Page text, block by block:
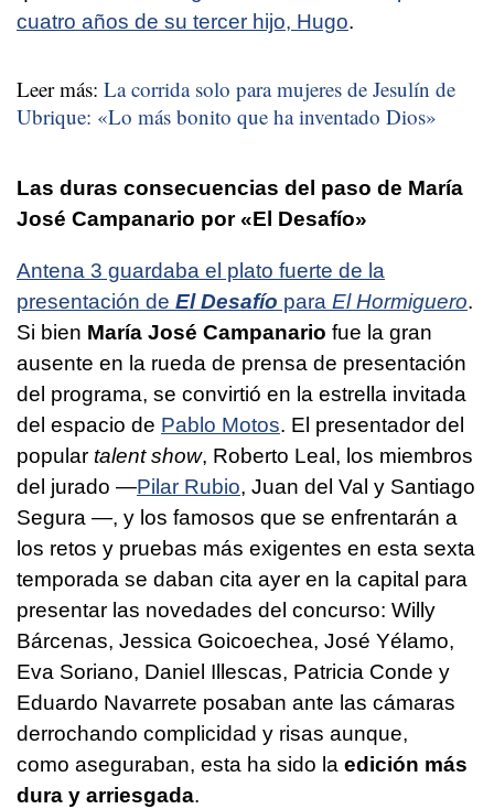
cuatro años de su tercer hijo, Hugo.
Leer más: La corrida solo para mujeres de Jesulín de
Ubrique: «Lo más bonito que ha inventado Dios»
Las duras consecuencias del paso de María
José Campanario por «El Desafío»
Antena 3 guardaba el plato fuerte de la
presentación de El Desafío para El Hormiguero.
Si bien María José Campanario fue la gran
ausente en la rueda de prensa de presentación
del programa, se convirtió en la estrella invitada
del espacio de Pablo Motos. El presentador del
popular talent show, Roberto Leal, los miembros
del jurado —Pilar Rubio, Juan del Val y Santiago
Segura —, y los famosos que se enfrentarán a
los retos y pruebas más exigentes en esta sexta
temporada se daban cita ayer en la capital para
presentar las novedades del concurso: Willy
Bárcenas, Jessica Goicoechea, José Yélamo,
Eva Soriano, Daniel Illescas, Patricia Conde y
Eduardo Navarrete posaban ante las cámaras
derrochando complicidad y risas aunque,
como aseguraban, esta ha sido la edición más
dura y arriesgada.